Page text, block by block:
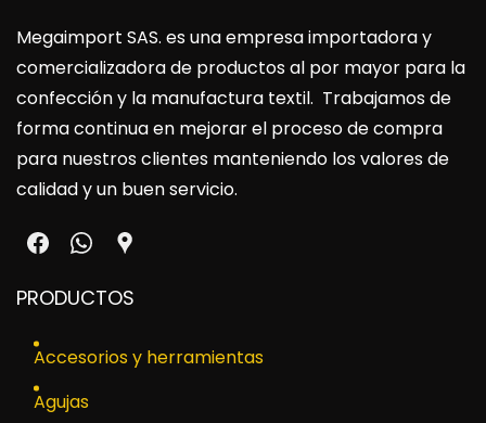
Megaimport SAS. es una empresa importadora y
comercializadora de productos al por mayor para la
confección y la manufactura textil. Trabajamos de
forma continua en mejorar el proceso de compra
para nuestros clientes manteniendo los valores de
calidad y un buen servicio.
PRODUCTOS
Accesorios y herramientas
Agujas